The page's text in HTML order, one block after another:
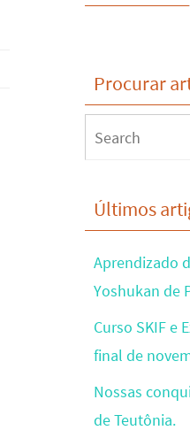
Procurar
Últimos
Aprendizado
Yoshukan de
Curso SKIF e
final de
Nossas
de Teutônia.